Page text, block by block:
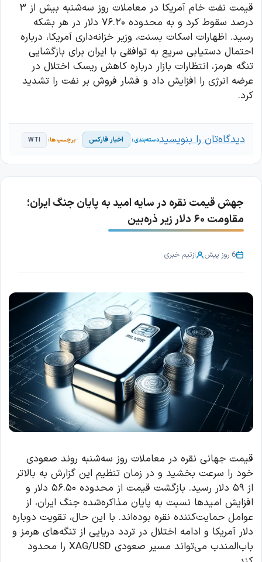
قیمت نفت خام آمریکا در معاملات روز سه‌شنبه بیش از ۳
درصد سقوط کرد و به محدوده ۷۶.۲۰ دلار در هر بشکه
رسید. اظهارات اسکات بسنت، وزیر خزانه‌داری آمریکا، درباره
احتمال دستیابی سریع به توافقی با ایران برای بازگشایی
تنگه هرمز، انتظارات بازار درباره کاهش ریسک اختلال در
عرضه انرژی را افزایش داد و فشار فروش بر نفت را تشدید
کرد.
اخبار فارکس WTI دیدگاه‌تان را بنویسید
جهش قیمت نقره در سایه امید به پایان جنگ ایران؛
مقاومت ۶۰ دلار زیر ذره‌بین
6 روز پیش ازتیم خبری
قیمت جهانی نقره در معاملات روز سه‌شنبه روند صعودی
خود را سرعت بخشید و در زمان تنظیم این گزارش به بالاتر
از ۵۹ دلار رسید. بازگشت قیمت از محدوده ۵۶.۵۰ دلار و
افزایش امیدها نسبت به پایان مذاکره‌شده جنگ ایران، از
عوامل حمایت‌کننده نقره بوده‌اند. با این حال، تقویت دوباره
دلار آمریکا و ادامه اختلال در تردد دریایی از تنگه‌های هرمز و
باب‌المندب می‌تواند مسیر صعودی XAG/USD را محدود